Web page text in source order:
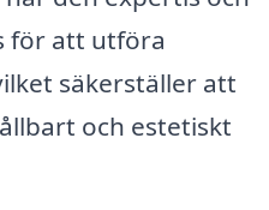
för att utföra
säkerställer att
och estetiskt